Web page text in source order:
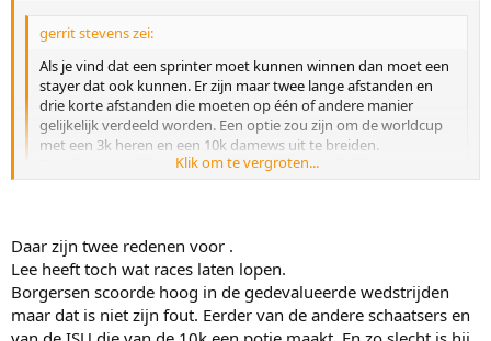
gerrit stevens zei:
Als je vind dat een sprinter moet kunnen winnen dan moet een
stayer dat ook kunnen. Er zijn maar twee lange afstanden en
drie korte afstanden die moeten op één of andere manier
gelijkelijk verdeeld worden. Een optie zou zijn om de worldcup
met een 3k heren en een 10k damews uit te breiden.
Overigens Anni is sprint wereldkampioen en als die nu gewoon
aan de 3k/5k had meegedaan dan was ze ook hoger geëindigd,'
En als sommige deelnemers dan niet meedoen is dat jammer.
Daar kunnen de anderen daar niets aan doen.
Nog even over de sprinters. Erben staat op de derde plaats en
had wellicht ook punten kunnen scoren op een evt. 5km.
Haha, het is jou lijstje. Maar als Kyu-Huyk Lee onder Odd Borgesen
eindigt, dan vind ik dat de lijst toch geen goed beeld geeft van de
verhoudingen het afgelopen seizoen.
Klik om te vergroten...
Daar zijn twee redenen voor .
Lee heeft toch wat races laten lopen.
Borgersen scoorde hoog in de gedevalueerde wedstrijden
maar dat is niet zijn fout. Eerder van de andere schaatsers en